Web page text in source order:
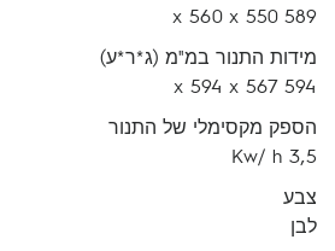
589 x 560 x 550
מידות התנור במ"מ (ג*ר*ע)
594 x 594 x 567
הספק מקסימלי של התנור
3,5 Kw/ h
צבע
לבן